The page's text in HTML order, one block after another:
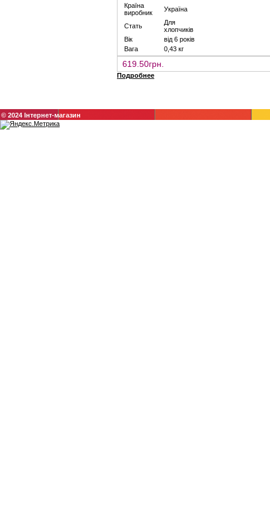
Країна
виробник
Україна
Стать
Для
хлопчиків
Вік
від 6 років
Вага
0,43 кг
619.50грн.
Подробнее
© 2024 Інтернет-магазин